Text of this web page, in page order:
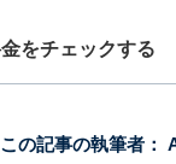
をチェックする
この記事の執筆者：